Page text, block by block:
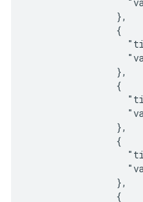
                },
                {
                },
                {
                },
                {
                },
                {